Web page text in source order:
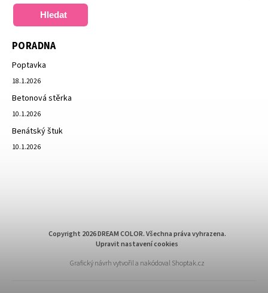
Hledat
PORADNA
Poptavka
18.1.2026
Betonová stěrka
10.1.2026
Benátský štuk
10.1.2026
Copyright 2026DREAM COLOR. Všechna práva vyhrazena.
Upravit nastavení cookies
Grafický návrh vytvořil a nakódoval Shoptak.cz